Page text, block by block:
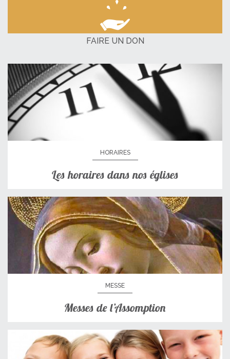
FAIRE UN DON
HORAIRES
Les horaires dans nos églises
MESSE
Messes de l’Assomption